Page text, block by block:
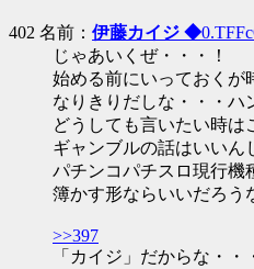
402 名前： 伊藤カイジ ◆
じゃあいくぜ・・・！
始める前にいっておくが
なりきりだしな・・・ハ
どうしても言いたい時は
ギャンブルの話はいいん
パチンコパチスロ現行機
簿かす形ならいいだろう
>>397
「カイジ」だからな・・